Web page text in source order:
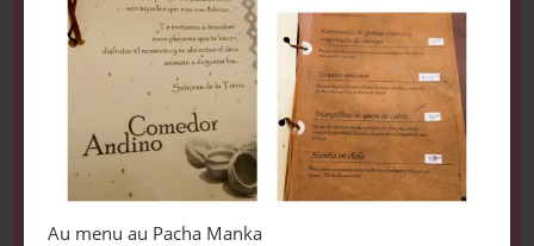
Au menu au Pacha Manka